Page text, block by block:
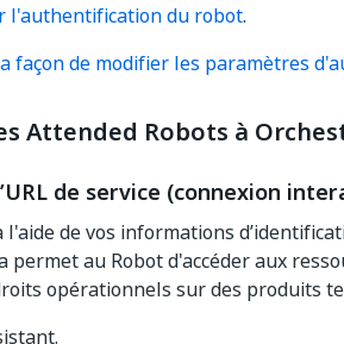
l'authentification du robot.
façon de modifier les paramètres
Attended Robots à
de service (connexion
l'aide de vos informations
permet au Robot d'accéder aux
opérationnels sur des produits